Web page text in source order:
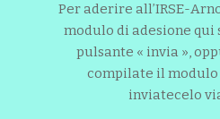
Per aderire all’IRSE-
modulo di adesione qui
pulsante « invia »,
compilate il modulo
inviatecelo